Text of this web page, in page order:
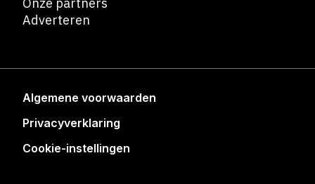
Onze partners
Adverteren
Algemene voorwaarden
Privacyverklaring
Cookie-instellingen